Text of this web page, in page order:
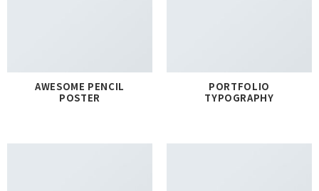
AWESOME PENCIL
POSTER
PORTFOLIO
TYPOGRAPHY